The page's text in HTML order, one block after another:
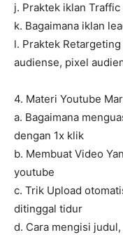
j. Praktek iklan
k. Bagaimana iklan
l. Praktek
audiense, pixel
4. Materi Youtube
a. Bagaimana
dengan 1x klik
b. Membuat Video
youtube
c. Trik Upload
ditinggal tidur
d. Cara mengisi